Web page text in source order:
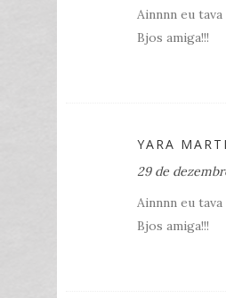
Ainnnn eu tava
Bjos amiga!!!
YARA
29 de
Ainnnn eu tava
Bjos amiga!!!